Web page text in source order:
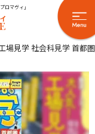
ロマヴィ」
場見学 社会科見学 首都